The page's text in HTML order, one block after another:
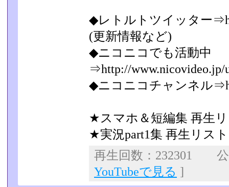
◆レトルトツイッター
(更新情報など)
◆ニコニコでも活動中
⇒http://www.nicovideo.jp/
◆ニコニコチャンネル
★スマホ＆短編集 再生
★実況part1集 再生リス
再生回数：232301
YouTubeで見る ]